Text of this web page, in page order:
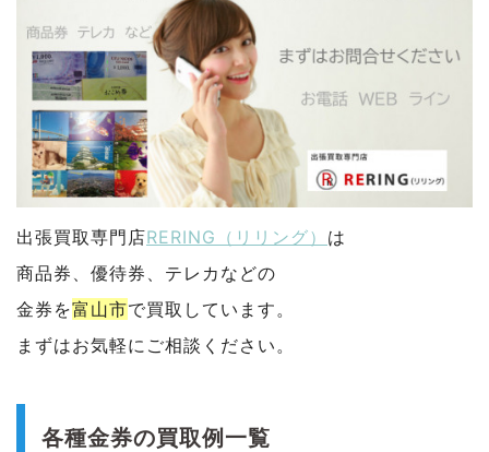
出張買取専門店RERING（リリング） は
商品券、優待券、テレカなどの
金券を富山市で買取しています。
まずはお気軽にご相談ください。
各種金券の買取例一覧